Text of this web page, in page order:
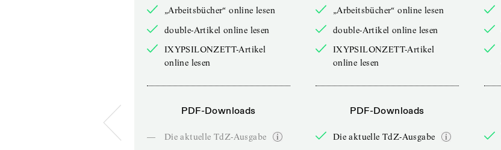
„Arbeitsbücher“ online lesen
double-Artikel online lesen
IXYPSILONZETT-Artikel
online lesen
PDF-Downloads
—
Die aktuelle TdZ-Ausgabe
„Arbeitsbücher“ online lesen
double-Artikel online lesen
IXYPSILONZETT-Artikel
online lesen
PDF-Downloads
Die aktuelle TdZ-Ausgabe